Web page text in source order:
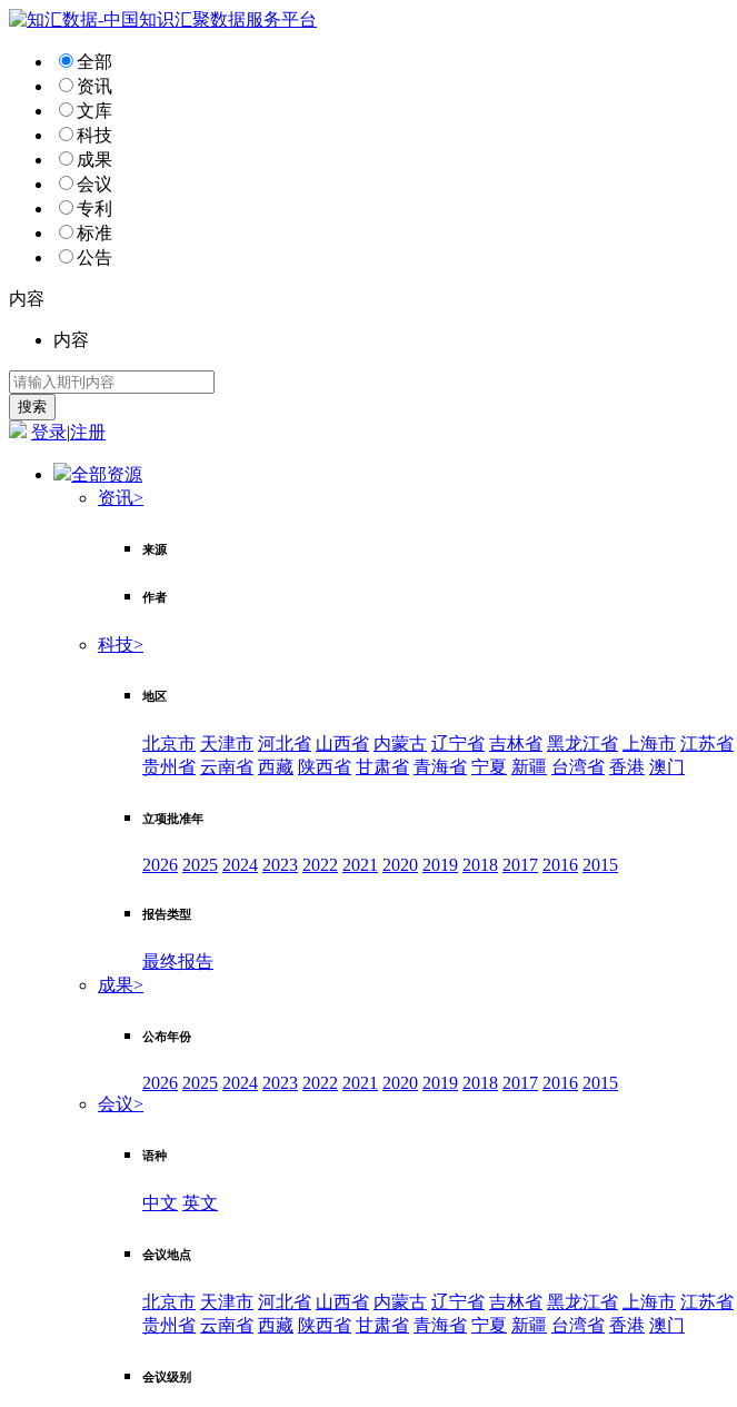
全部
资讯
文库
科技
成果
会议
专利
标准
公告
内容
内容
登录|注册
全部资源
资讯>
来源
作者
科技>
地区
北京市 天津市 河北省 山西省 内蒙古 辽宁省 吉林省 黑龙江省 上海市 江苏省
贵州省 云南省 西藏 陕西省 甘肃省 青海省 宁夏 新疆 台湾省 香港 澳门
立项批准年
2026 2025 2024 2023 2022 2021 2020 2019 2018 2017 2016 2015
报告类型
最终报告
成果>
公布年份
2026 2025 2024 2023 2022 2021 2020 2019 2018 2017 2016 2015
会议>
语种
中文 英文
会议地点
北京市 天津市 河北省 山西省 内蒙古 辽宁省 吉林省 黑龙江省 上海市 江苏省
贵州省 云南省 西藏 陕西省 甘肃省 青海省 宁夏 新疆 台湾省 香港 澳门
会议级别